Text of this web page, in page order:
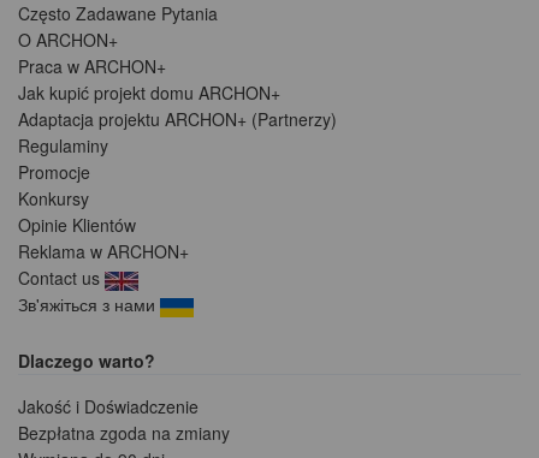
Często Zadawane Pytania
O ARCHON+
Praca w ARCHON+
Jak kupić projekt domu ARCHON+
Adaptacja projektu ARCHON+ (Partnerzy)
Regulaminy
Promocje
Konkursy
Opinie Klientów
Reklama w ARCHON+
Contact us
Зв'яжіться з нами
Dlaczego warto?
Jakość i Doświadczenie
Bezpłatna zgoda na zmiany